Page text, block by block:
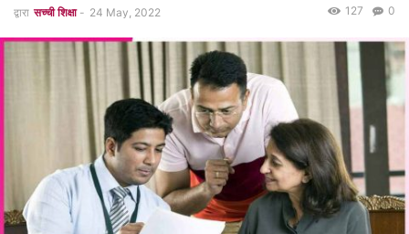
द्वारा सच्ची शिक्षा - 24 May, 2022 0
127